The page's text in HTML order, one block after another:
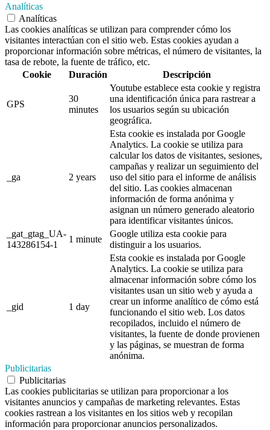
Analíticas
Analíticas
Las cookies analíticas se utilizan para comprender cómo los
visitantes interactúan con el sitio web. Estas cookies ayudan a
proporcionar información sobre métricas, el número de visitantes, la
tasa de rebote, la fuente de tráfico, etc.
Cookie
Duración Descripción
GPS
30
minutes
Youtube establece esta cookie y registra
una identificación única para rastrear a
los usuarios según su ubicación
geográfica.
_ga 2 years
Esta cookie es instalada por Google
Analytics. La cookie se utiliza para
calcular los datos de visitantes, sesiones,
campañas y realizar un seguimiento del
uso del sitio para el informe de análisis
del sitio. Las cookies almacenan
información de forma anónima y
asignan un número generado aleatorio
para identificar visitantes únicos.
_gat_gtag_UA-
143286154-1
1 minute
Google utiliza esta cookie para
distinguir a los usuarios.
_gid 1 day
Esta cookie es instalada por Google
Analytics. La cookie se utiliza para
almacenar información sobre cómo los
visitantes usan un sitio web y ayuda a
crear un informe analítico de cómo está
funcionando el sitio web. Los datos
recopilados, incluido el número de
visitantes, la fuente de donde provienen
y las páginas, se muestran de forma
anónima.
Publicitarias
Publicitarias
Las cookies publicitarias se utilizan para proporcionar a los
visitantes anuncios y campañas de marketing relevantes. Estas
cookies rastrean a los visitantes en los sitios web y recopilan
información para proporcionar anuncios personalizados.